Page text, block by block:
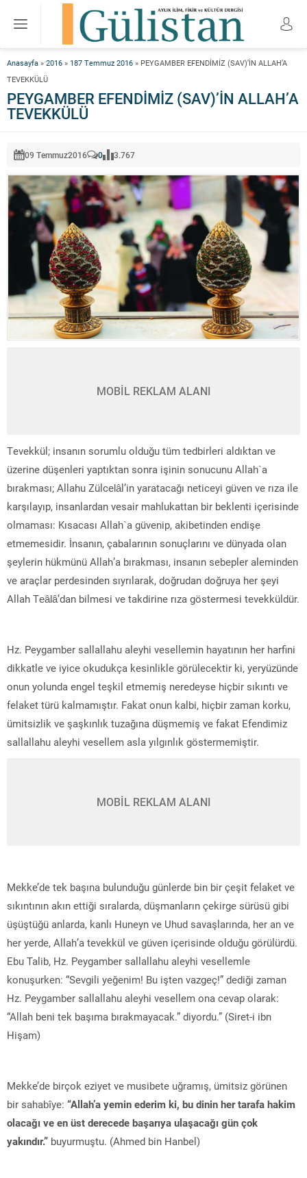
Anasayfa » 2016 » 187 Temmuz 2016 » PEYGAMBER EFENDİMİZ (SAV)’İN ALLAH’A
TEVEKKÜLÜ
PEYGAMBER EFENDİMİZ (SAV)’İN ALLAH’A
TEVEKKÜLÜ
09 Temmuz2016 0 3.767
MOBİL REKLAM ALANI
Tevekkül; insanın sorumlu olduğu tüm tedbirleri aldıktan ve
üzerine düşenleri yaptıktan sonra işinin sonucunu Allah`a
bırakması; Allahu Zülcelâl’in yaratacağı neticeyi güven ve rıza ile
karşılayıp, insanlardan vesair mahlukattan bir beklenti içerisinde
olmaması: Kısacası Allah`a güvenip, akibetinden endişe
etmemesidir. İnsanın, çabalarının sonuçlarını ve dünyada olan
şeylerin hükmünü Allah’a bırakması, insanın sebepler aleminden
ve araçlar perdesinden sıyrılarak, doğrudan doğruya her şeyi
Allah Teâlâ’dan bilmesi ve takdirine rıza göstermesi tevekküldür.
Hz. Peygamber sallallahu aleyhi vesellemin hayatının her harfini
dikkatle ve iyice okudukça kesinlikle görülecektir ki, yeryüzünde
onun yolunda engel teşkil etmemiş neredeyse hiçbir sıkıntı ve
felaket türü kalmamıştır. Fakat onun kalbi, hiçbir zaman korku,
ümitsizlik ve şaşkınlık tuzağına düşmemiş ve fakat Efendimiz
sallallahu aleyhi vesellem asla yılgınlık göstermemiştir.
MOBİL REKLAM ALANI
Mekke’de tek başına bulunduğu günlerde bin bir çeşit felaket ve
sıkıntının akın ettiği sıralarda, düşmanların çekirge sürüsü gibi
üşüştüğü anlarda, kanlı Huneyn ve Uhud savaşlarında, her an ve
her yerde, Allah’a tevekkül ve güven içerisinde olduğu görülürdü.
Ebu Talib, Hz. Peygamber sallallahu aleyhi vesellemle
konuşurken: “Sevgili yeğenim! Bu işten vazgeç!” dediği zaman
Hz. Peygamber sallallahu aleyhi vesellem ona cevap olarak:
“Allah beni tek başıma bırakmayacak.” diyordu.” (Siret-i ibn
Hişam)
Mekke’de birçok eziyet ve musibete uğramış, ümitsiz görünen
bir sahabîye: “Allah’a yemin ederim ki, bu dinin her tarafa hakim
olacağı ve en üst derecede başarıya ulaşacağı gün çok
yakındır.” buyurmuştu. (Ahmed bin Hanbel)